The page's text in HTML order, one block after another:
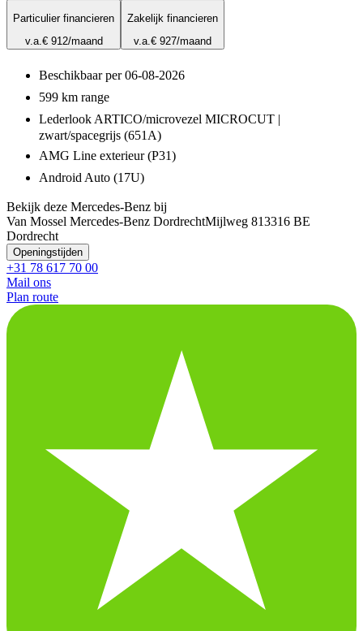
Particulier financieren
v.a.€ 912/maand
Zakelijk financieren
v.a.€ 927/maand
Beschikbaar per 06-08-2026
599 km range
Lederlook ARTICO/microvezel MICROCUT |
zwart/spacegrijs (651A)
AMG Line exterieur (P31)
Android Auto (17U)
Bekijk deze Mercedes-Benz bij
Van Mossel Mercedes-Benz DordrechtMijlweg 813316 BE
Dordrecht
Openingstijden
+31 78 617 70 00
Mail ons
Plan route